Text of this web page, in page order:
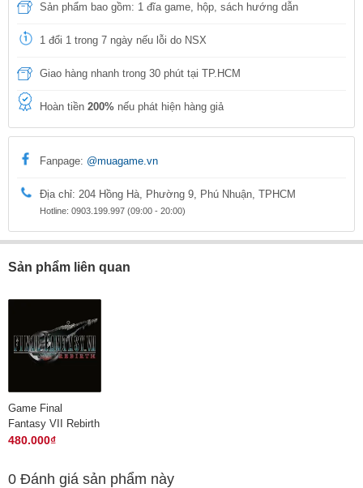
Sản phẩm bao gồm: 1 đĩa game, hộp, sách hướng dẫn
1 đổi 1 trong 7 ngày nếu lỗi do NSX
Giao hàng nhanh trong 30 phút tại TP.HCM
Hoàn tiền 200% nếu phát hiện hàng giả
Fanpage: @muagame.vn
Địa chỉ: 204 Hồng Hà, Phường 9, Phú Nhuận, TPHCM
Hotline: 0903.199.997 (09:00 - 20:00)
Sản phẩm liên quan
Game Final
Fantasy VII Rebirth
- PS5 (Digital Code)
480.000₫
0 Đánh giá sản phẩm này